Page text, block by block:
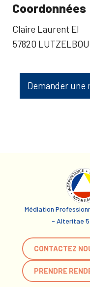
Coordonnées
Claire Laurent EI
57820
Demander une
Médiation
- Alteritae 5
CONTACTEZ
PRENDRE